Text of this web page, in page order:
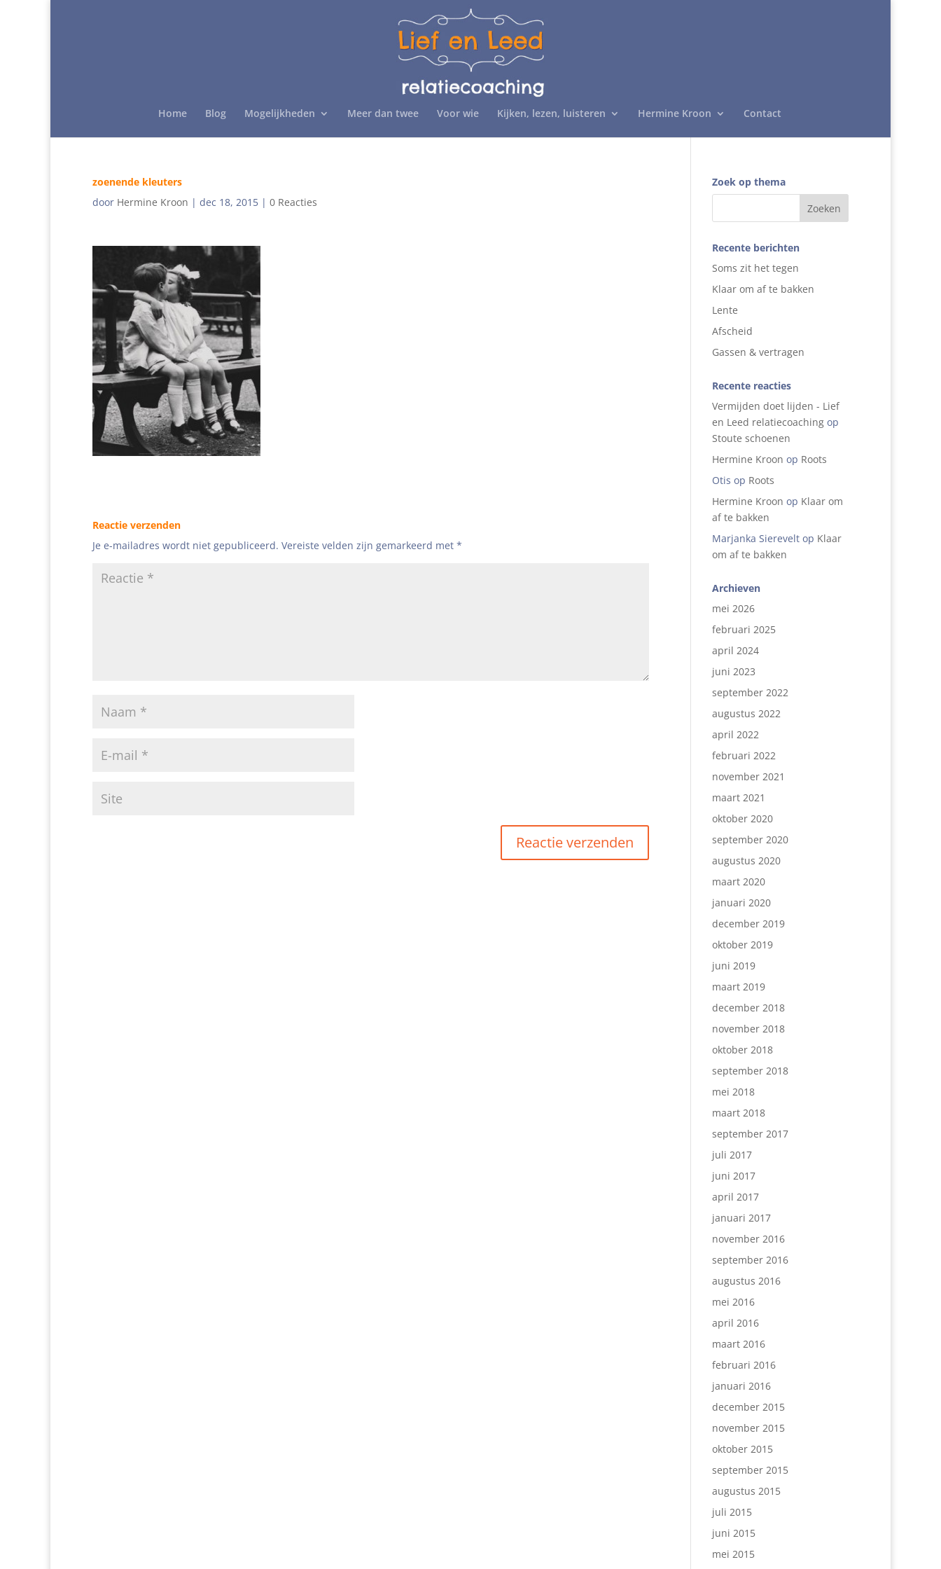
Home Blog Mogelijkheden Meer dan twee Voor wie Kijken, lezen, luisteren Hermine Kroon Contact
zoenende kleuters
door Hermine Kroon | dec 18, 2015 | 0 Reacties
Reactie verzenden
Je e-mailadres wordt niet gepubliceerd. Vereiste velden zijn gemarkeerd met *
Zoek op thema
Recente berichten
Soms zit het tegen
Klaar om af te bakken
Lente
Afscheid
Gassen & vertragen
Recente reacties
Vermijden doet lijden - Lief
en Leed relatiecoachingop
Stoute schoenen
Hermine Kroon op Roots
Otis op Roots
Hermine Kroon op Klaar om
af te bakken
Marjanka Siereveltop Klaar
om af te bakken
Archieven
mei 2026
februari 2025
april 2024
juni 2023
september 2022
augustus 2022
april 2022
februari 2022
november 2021
maart 2021
oktober 2020
september 2020
augustus 2020
maart 2020
januari 2020
december 2019
oktober 2019
juni 2019
maart 2019
december 2018
november 2018
oktober 2018
september 2018
mei 2018
maart 2018
september 2017
juli 2017
juni 2017
april 2017
januari 2017
november 2016
september 2016
augustus 2016
mei 2016
april 2016
maart 2016
februari 2016
januari 2016
december 2015
november 2015
oktober 2015
september 2015
augustus 2015
juli 2015
juni 2015
mei 2015